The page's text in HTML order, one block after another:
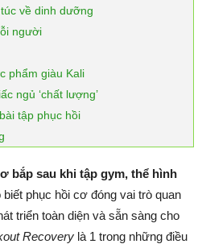
về dinh dưỡng
người
phẩm giàu Kali
ngủ ‘chất lượng’
tập phục hồi
bắp sau khi tập gym, thể hình
phục hồi cơ đóng vai trò quan
triển toàn diện và sẵn sàng cho
Recovery là 1 trong những điều